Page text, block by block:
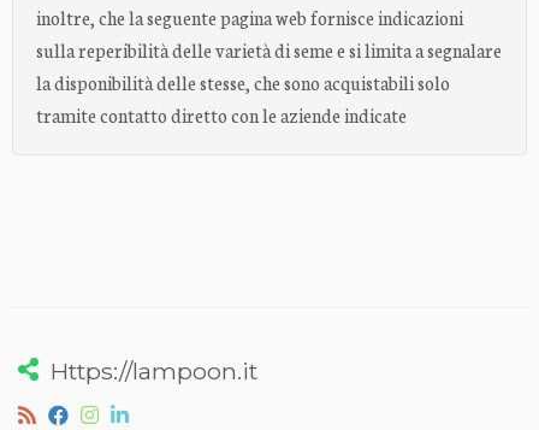
inoltre, che la seguente pagina web fornisce indicazioni
sulla reperibilità delle varietà di seme e si limita a segnalare
la disponibilità delle stesse, che sono acquistabili solo
tramite contatto diretto con le aziende indicate
Https://lampoon.it